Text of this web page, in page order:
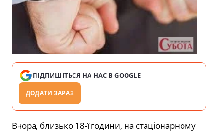
ПІДПИШІТЬСЯ НА НАС В GOOGLE
ДОДАТИ ЗАРАЗ
Вчора, близько 18-ї години, на стаціонарному